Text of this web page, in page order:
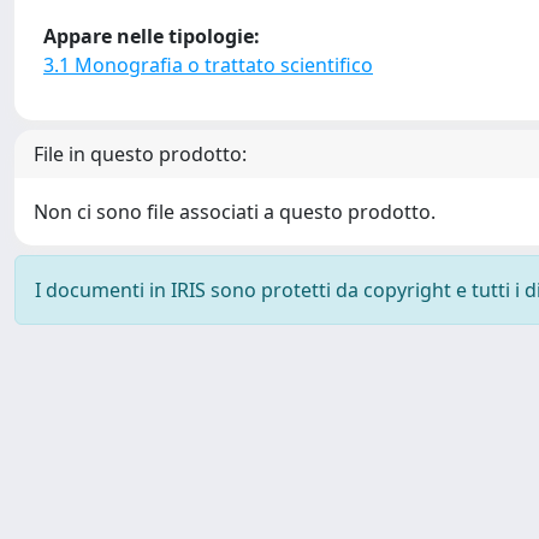
Appare nelle tipologie:
3.1 Monografia o trattato scientifico
File in questo prodotto:
Non ci sono file associati a questo prodotto.
I documenti in IRIS sono protetti da copyright e tutti i